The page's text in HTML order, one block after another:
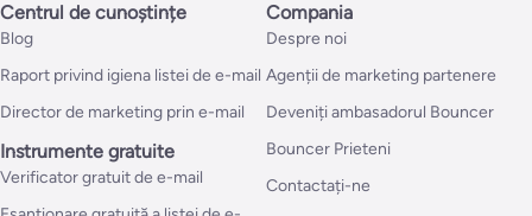
Centrul de cunoștințe
Blog
Raport privind igiena listei de e-mail
Director de marketing prin e-mail
Instrumente gratuite
Verificator gratuit de e-mail
Compania
Despre noi
Agenții de marketing partenere
Deveniți ambasadorul Bouncer
Bouncer Prieteni
Contactați-ne